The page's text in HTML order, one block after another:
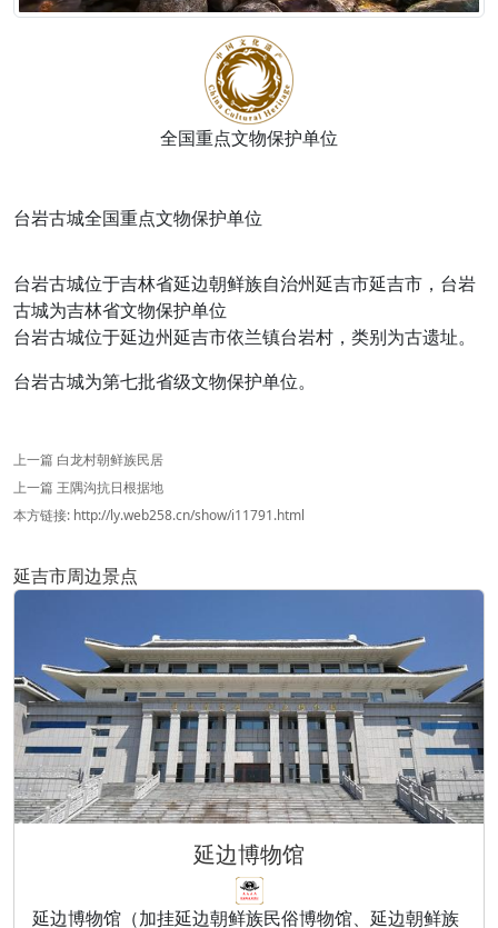
全国重点文物保护单位
台岩古城全国重点文物保护单位
台岩古城位于吉林省延边朝鲜族自治州延吉市延吉市，台岩
古城为吉林省文物保护单位
台岩古城位于延边州延吉市依兰镇台岩村，类别为古遗址。
台岩古城为第七批省级文物保护单位。
上一篇 白龙村朝鲜族民居
上一篇 王隅沟抗日根据地
本方链接: http://ly.web258.cn/show/i11791.html
延吉市周边景点
延边博物馆
延边博物馆（加挂延边朝鲜族民俗博物馆、延边朝鲜族